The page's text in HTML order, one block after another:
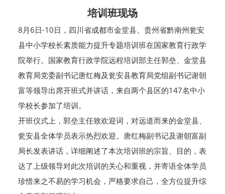
培训班现场
8月6日-10日，四川省成都市金堂县、贵州省黔南州瓮安
县中小学校长素质能力提升专题培训班在国家教育行政学
院举行。国家教育行政学院远程培训部主任郭垒、金堂县
教育局党委副书记唐红梅及瓮安县教育局党组副书记谢朝
富等领导出席开班式并讲话，来自两个县区的147名中小
学校长参加了培训。
开班仪式上，郭垒主任致欢迎词，对远道而来的金堂县、
瓮安县全体学员表示热烈欢迎。唐红梅副书记及谢朝富副
局长发表讲话，详细阐述了本次培训班的宗旨、目的，表
达了上级领导对此次培训的关心和重视，并寄语全体学员
珍惜来之不易的学习机会，严格要求自己，全方位提升综